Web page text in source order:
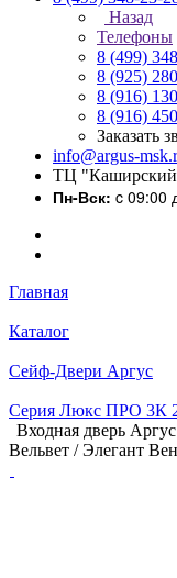
Назад
Телефоны
8 (499)
8 (925)
8 (916)
8 (916)
Заказать
info@argus-
ТЦ "Каширский
Пн-Вск: c 09:00
Главная
Каталог
Сейф-Двери Аргус
Серия Люкс ПРО 3К
Входная дверь
Вельвет / Элегант